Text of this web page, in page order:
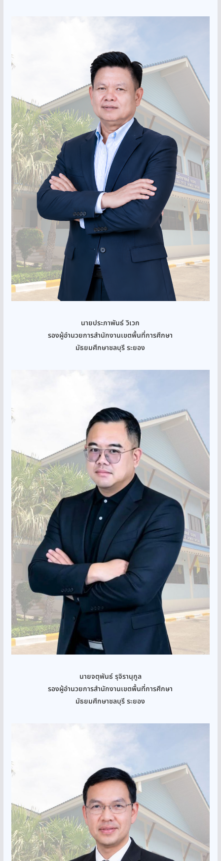
นายประภาพันธ์ วิเวก
รองผู้อำนวยการสำนักงานเขตพื้นที่การศึกษา
มัธยมศึกษาชลบุรี ระยอง
นายจตุพันธ์ รุจิรานุกูล
รองผู้อำนวยการสำนักงานเขตพื้นที่การศึกษา
มัธยมศึกษาชลบุรี ระยอง